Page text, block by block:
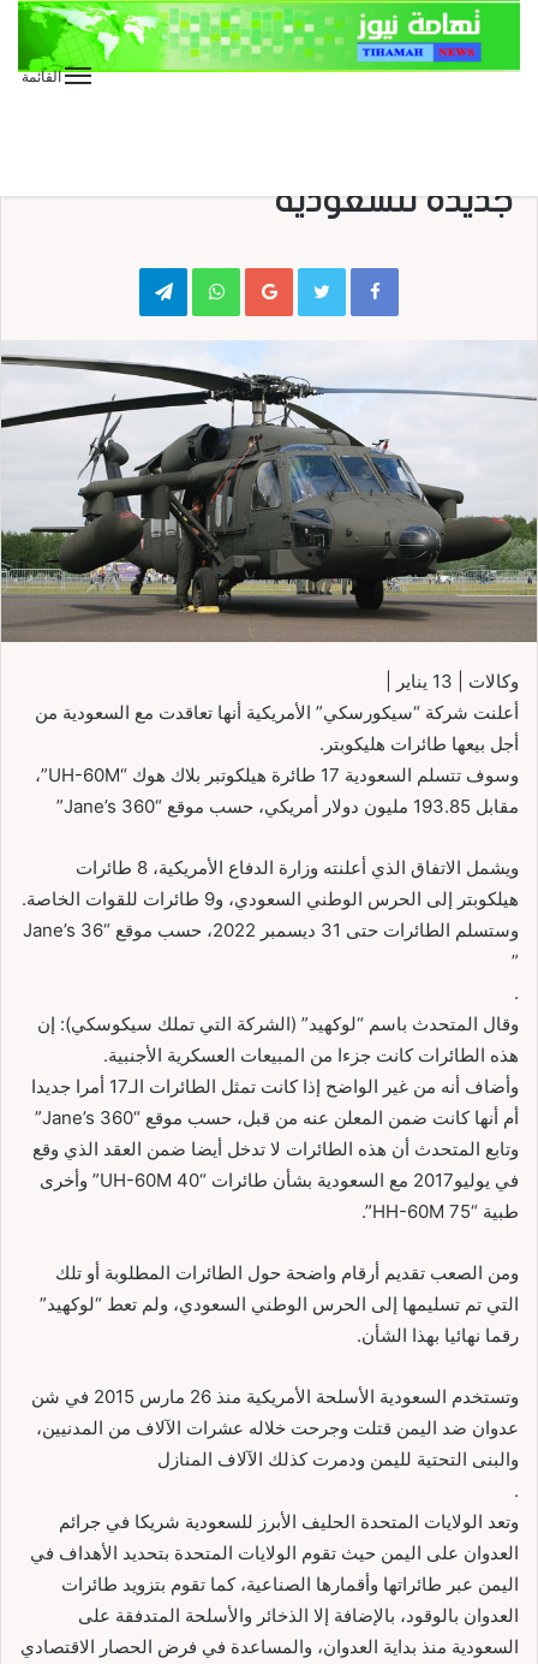
القائمة
جديدة للسعودية
Google+
WhatsApp
Telegram
وكالات | 13 يناير |
أعلنت شركة “سيكورسكي” الأمريكية أنها تعاقدت مع السعودية من
أجل بيعها طائرات هليكوبتر.
وسوف تتسلم السعودية 17 طائرة هيلكوتبر بلاك هوك “UH-60M”،
مقابل 193.85 مليون دولار أمريكي، حسب موقع “Jane’s 360”
ويشمل الاتفاق الذي أعلنته وزارة الدفاع الأمريكية، 8 طائرات
هيلكوبتر إلى الحرس الوطني السعودي، و9 طائرات للقوات الخاصة.
وستسلم الطائرات حتى 31 ديسمبر 2022، حسب موقع “Jane’s 36
”
.
وقال المتحدث باسم “لوكهيد” (الشركة التي تملك سيكوسكي): إن
هذه الطائرات كانت جزءا من المبيعات العسكرية الأجنبية.
وأضاف أنه من غير الواضح إذا كانت تمثل الطائرات الـ17 أمرا جديدا
أم أنها كانت ضمن المعلن عنه من قبل، حسب موقع “Jane’s 360”
وتابع المتحدث أن هذه الطائرات لا تدخل أيضا ضمن العقد الذي وقع
في يوليو2017 مع السعودية بشأن طائرات “40 UH-60M” وأخرى
طبية “75 HH-60M”.
ومن الصعب تقديم أرقام واضحة حول الطائرات المطلوبة أو تلك
التي تم تسليمها إلى الحرس الوطني السعودي، ولم تعط “لوكهيد”
رقما نهائيا بهذا الشأن.
وتستخدم السعودية الأسلحة الأمريكية منذ 26 مارس 2015 في شن
عدوان ضد اليمن قتلت وجرحت خلاله عشرات الآلاف من المدنيين،
والبنى التحتية لليمن ودمرت كذلك الآلاف المنازل
.
وتعد الولايات المتحدة الحليف الأبرز للسعودية شريكا في جرائم
العدوان على اليمن حيث تقوم الولايات المتحدة بتحديد الأهداف في
اليمن عبر طائراتها وأقمارها الصناعية، كما تقوم بتزويد طائرات
العدوان بالوقود، بالإضافة إلا الذخائر والأسلحة المتدفقة على
السعودية منذ بداية العدوان، والمساعدة في فرض الحصار الاقتصادي